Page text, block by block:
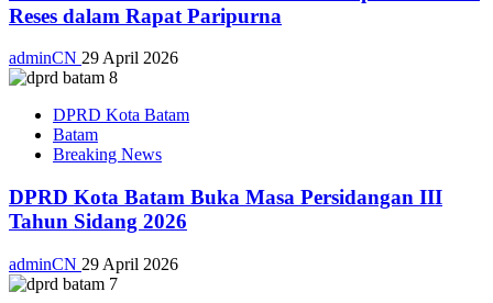
Reses dalam Rapat Paripurna
adminCN 29 April 2026
DPRD Kota Batam
Batam
Breaking News
DPRD Kota Batam Buka Masa Persidangan III
Tahun Sidang 2026
adminCN 29 April 2026